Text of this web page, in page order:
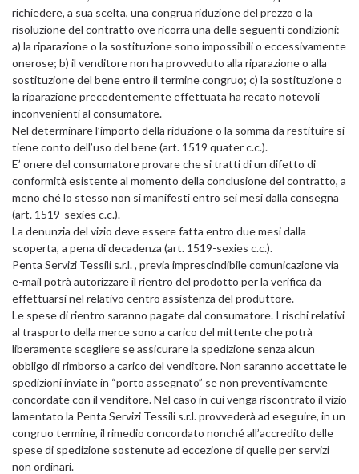
richiedere, a sua scelta, una congrua riduzione del prezzo o la
risoluzione del contratto ove ricorra una delle seguenti condizioni:
a) la riparazione o la sostituzione sono impossibili o eccessivamente
onerose; b) il venditore non ha provveduto alla riparazione o alla
sostituzione del bene entro il termine congruo; c) la sostituzione o
la riparazione precedentemente effettuata ha recato notevoli
inconvenienti al consumatore.
Nel determinare l’importo della riduzione o la somma da restituire si
tiene conto dell’uso del bene (art. 1519 quater c.c.).
E’ onere del consumatore provare che si tratti di un difetto di
conformità esistente al momento della conclusione del contratto, a
meno ché lo stesso non si manifesti entro sei mesi dalla consegna
(art. 1519-sexies c.c.).
La denunzia del vizio deve essere fatta entro due mesi dalla
scoperta, a pena di decadenza (art. 1519-sexies c.c.).
Penta Servizi Tessili s.r.l. , previa imprescindibile comunicazione via
e-mail potrà autorizzare il rientro del prodotto per la verifica da
effettuarsi nel relativo centro assistenza del produttore.
Le spese di rientro saranno pagate dal consumatore. I rischi relativi
al trasporto della merce sono a carico del mittente che potrà
liberamente scegliere se assicurare la spedizione senza alcun
obbligo di rimborso a carico del venditore. Non saranno accettate le
spedizioni inviate in “porto assegnato” se non preventivamente
concordate con il venditore. Nel caso in cui venga riscontrato il vizio
lamentato la Penta Servizi Tessili s.r.l. provvederà ad eseguire, in un
congruo termine, il rimedio concordato nonché all’accredito delle
spese di spedizione sostenute ad eccezione di quelle per servizi
non ordinari.